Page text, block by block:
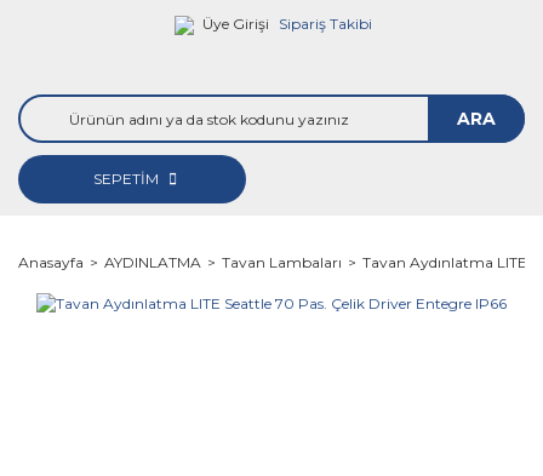
Üye Girişi Sipariş Takibi
ARA
SEPETİM
Anasayfa AYDINLATMA Tavan Lambaları Tavan Aydınlatma LITE